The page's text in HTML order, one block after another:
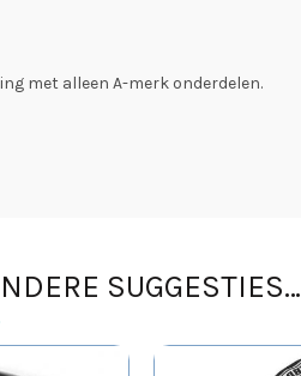
met alleen A-merk onderdelen.
SUGGESTIES…